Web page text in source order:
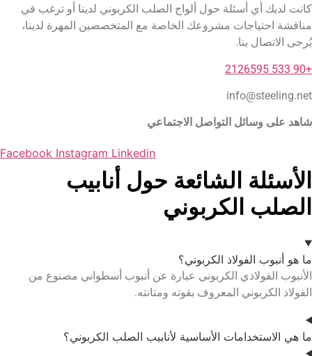
أسئلة حول ألواح الصلب الكربوني لدينا أو ترغب في
مشروعك الخاصة مع المتخصصين المهرة لدينا،
بنا.
التواصل الاجتماعي
Facebook Instagram
الشائعة حول أنابيب
الكربوني؟
الكربوني عبارة عن أنبوب أسطواني مصنوع من
المعروف بقوته ومتانته.
الأساسية لأنابيب الصلب الكربوني؟